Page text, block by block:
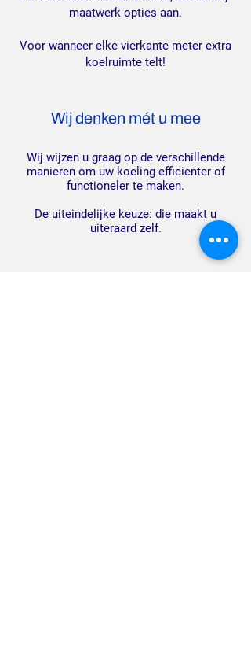
maatwerk opties aan.
Voor wanneer elke vierkante meter extra
koelruimte telt!
Wij denken mét u mee
Wij wijzen u graag op de verschillende
manieren om uw koeling efficienter of
functioneler te maken.
De uiteindelijke keuze: die maakt u
uiteraard zelf.